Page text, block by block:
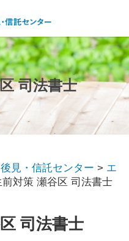
司法書士
見・信託センター > エ
前対策 瀬谷区 司法書士
司法書士